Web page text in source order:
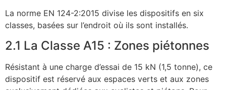
La norme EN 124-2:2015 divise les dispositifs en six
classes, basées sur l’endroit où ils sont installés.
2.1 La Classe A15 : Zones piétonnes
Résistant à une charge d’essai de 15 kN (1,5 tonne), ce
dispositif est réservé aux espaces verts et aux zones